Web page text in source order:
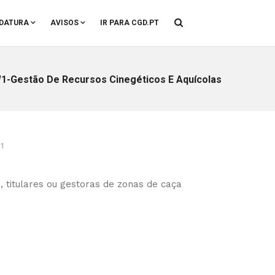
AVISOS IR PARA CGD.PT
Gestão De Recursos Cinegéticos E Aquícolas
titulares ou gestoras de zonas de caça